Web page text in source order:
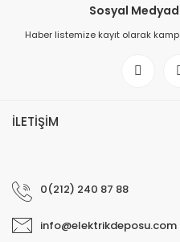
Sosyal
Haber listemize kayıt olarak
İLETİŞİM
0(212) 240 87 88
info@elektrikdeposu.com